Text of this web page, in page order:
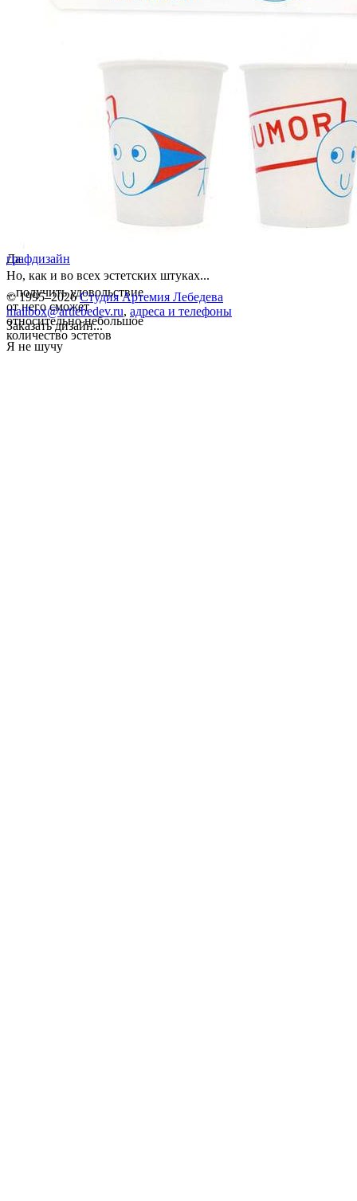
Да
Но, как и во всех эстетских штуках...
...получить удовольствие
от него сможет
относительно небольшое
количество эстетов
Я не шучу
графдизайн
© 1995–2026 Студия Артемия Лебедева
mailbox@artlebedev.ru, адреса и телефоны
Заказать дизайн...